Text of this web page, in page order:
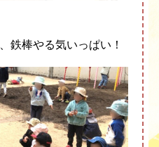
鉄棒やる気いっぱい！